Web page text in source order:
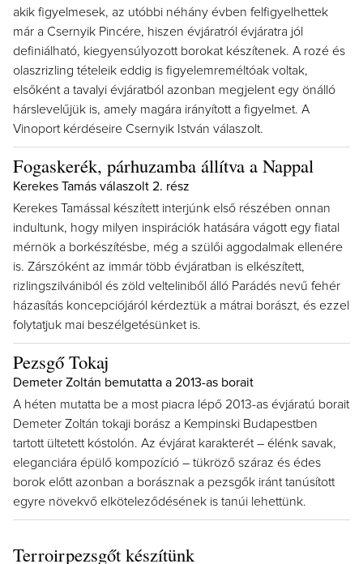
akik figyelmesek, az utóbbi néhány évben felfigyelhettek
már a Csernyik Pincére, hiszen évjáratról évjáratra jól
definiálható, kiegyensúlyozott borokat készítenek. A rozé és
olaszrizling tételeik eddig is figyelemreméltóak voltak,
elsőként a tavalyi évjáratból azonban megjelent egy önálló
hárslevelűjük is, amely magára irányított a figyelmet. A
Vinoport kérdéseire Csernyik István válaszolt.
Fogaskerék, párhuzamba állítva a Nappal
Kerekes Tamás válaszolt 2. rész
Kerekes Tamással készített interjúnk első részében onnan
indultunk, hogy milyen inspirációk hatására vágott egy fiatal
mérnök a borkészítésbe, még a szülői aggodalmak ellenére
is. Zárszóként az immár több évjáratban is elkészített,
rizlingszilvániból és zöld velteliniből álló Parádés nevű fehér
házasítás koncepciójáról kérdeztük a mátrai borászt, és ezzel
folytatjuk mai beszélgetésünket is.
Pezsgő Tokaj
Demeter Zoltán bemutatta a 2013-as borait
A héten mutatta be a most piacra lépő 2013-as évjáratú borait
Demeter Zoltán tokaji borász a Kempinski Budapestben
tartott ültetett kóstolón. Az évjárat karakterét – élénk savak,
eleganciára épülő kompozíció – tükröző száraz és édes
borok előtt azonban a borásznak a pezsgők iránt tanúsított
egyre növekvő elköteleződésének is tanúi lehettünk.
Terroirpezsgőt készítünk